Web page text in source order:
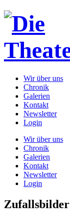
Wir über uns
Chronik
Galerien
Kontakt
Newsletter
Login
Wir über uns
Chronik
Galerien
Kontakt
Newsletter
Login
Zufallsbilder